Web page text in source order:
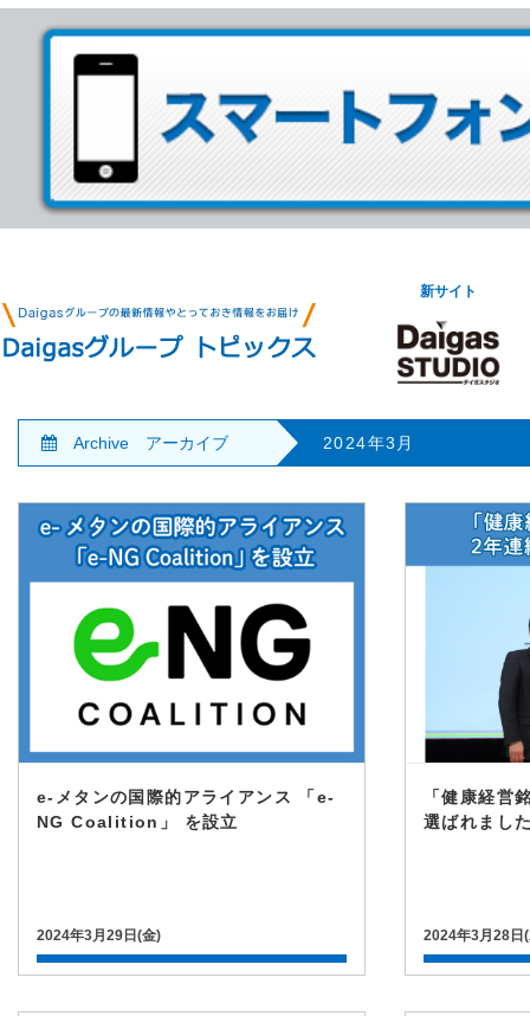
新サイト
Archive アーカイブ 2024年3月
e-メタンの国際的アライアンス 「e-
NG Coalition」 を設立
2024年3月29日(金)
「健康経営
選ばれまし
2024年3月28日